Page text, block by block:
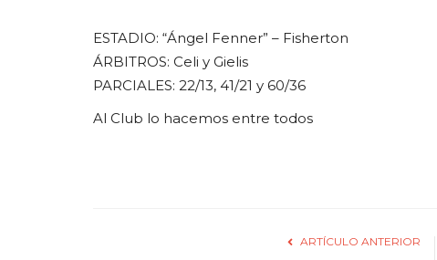
ESTADIO: “Ángel Fenner” – Fisherton
ÁRBITROS: Celi y Gielis
PARCIALES: 22/13, 41/21 y 60/36
Al Club lo hacemos entre todos
ARTÍCULO ANTERIOR